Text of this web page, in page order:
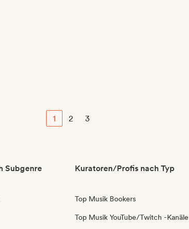
1 2 3
Subgenre Kuratoren/Profis nach Typ
Top Musik Bookers
Top Musik YouTube/Twitch -Kanäle